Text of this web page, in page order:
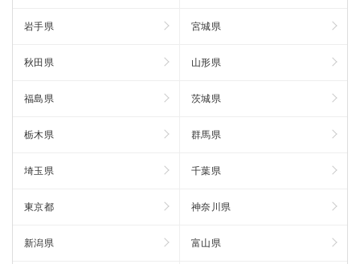
岩手県 宮城県
秋田県 山形県
福島県 茨城県
栃木県 群馬県
埼玉県 千葉県
東京都 神奈川県
新潟県 富山県